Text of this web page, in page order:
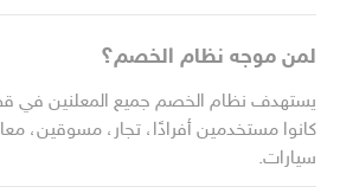
لمن موجه نظام الخصم؟
يستهدف نظام الخصم جميع المعلنين في
كانوا مستخدمين أفرادًا، تجار، مسوقين،
سيارات.